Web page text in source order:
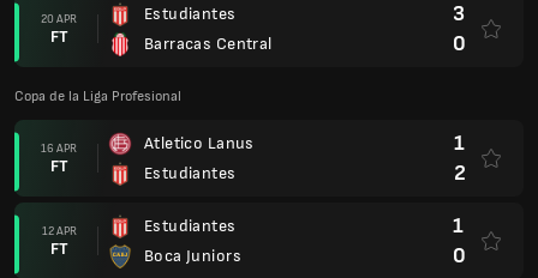
20 APR
FT
Estudiantes
Barracas Central
3
0
Copa de la Liga Profesional
16 APR
FT
Atletico Lanus
Estudiantes
1
2
12 APR
FT
Estudiantes
Boca Juniors
1
0